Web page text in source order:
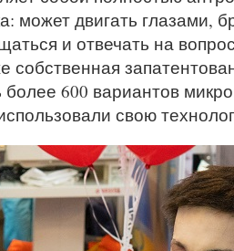
может двигать глазами,
и отвечать на
собственная
более 600 вариантов
свою